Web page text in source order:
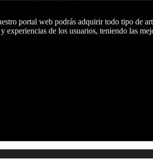
portal web podrás adquirir todo tipo de
de los usuarios, teniendo las